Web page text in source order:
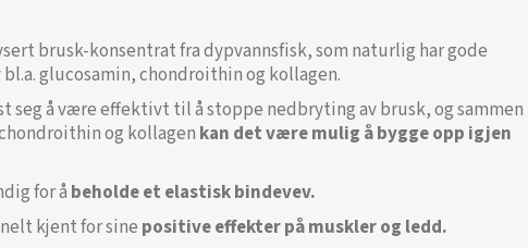
brusk-konsentrat fra dypvannsfisk, som naturlig har gode
glucosamin, chondroithin og kollagen.
seg å være effektivt til å stoppe nedbryting av brusk, og sammen
og kollagen kan det være mulig å bygge opp igjen
for å beholde et elastisk bindevev.
kjent for sine positive effekter på muskler og ledd.